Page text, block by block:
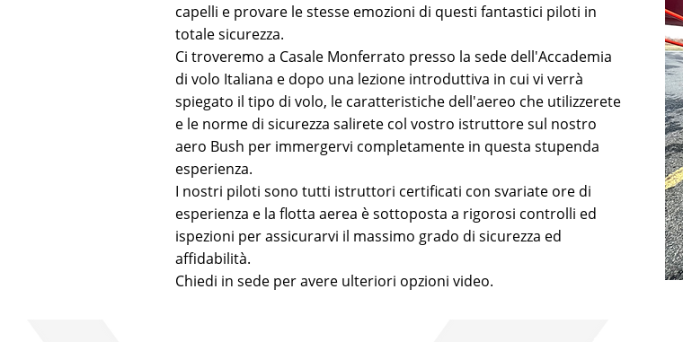
capelli e provare le stesse emozioni di questi fantastici piloti in
totale sicurezza.
Ci troveremo a Casale Monferrato presso la sede dell'Accademia
di volo Italiana e dopo una lezione introduttiva in cui vi verrà
spiegato il tipo di volo, le caratteristiche dell'aereo che utilizzerete
e le norme di sicurezza salirete col vostro istruttore sul nostro
aero Bush per immergervi completamente in questa stupenda
esperienza.
I nostri piloti sono tutti istruttori certificati con svariate ore di
esperienza e la flotta aerea è sottoposta a rigorosi controlli ed
ispezioni per assicurarvi il massimo grado di sicurezza ed
affidabilità.
Chiedi in sede per avere ulteriori opzioni video.